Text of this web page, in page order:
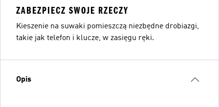
ZABEZPIECZ SWOJE RZECZY
Kieszenie na suwaki pomieszczą niezbędne drobiazgi,
takie jak telefon i klucze, w zasięgu ręki.
Opis